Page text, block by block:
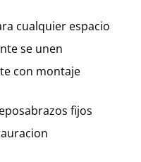
cualquier espacio
se unen
con montaje
fijos